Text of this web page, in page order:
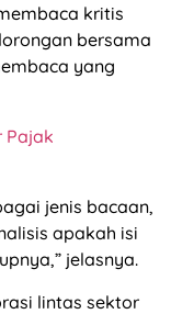
kritis
bersama
yang
Pajak
jenis bacaan,
apakah isi
jelasnya.
lintas sektor